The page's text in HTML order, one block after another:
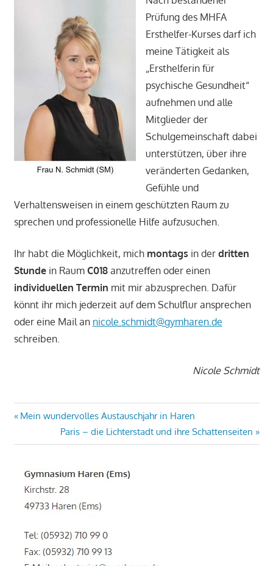
Prüfung des MHFA
Ersthelfer-Kurses darf ich
meine Tätigkeit als
„Ersthelferin für
psychische Gesundheit“
aufnehmen und alle
Mitglieder der
Schulgemeinschaft dabei
unterstützen, über ihre
veränderten Gedanken,
Gefühle und
Verhaltensweisen in einem geschützten Raum zu
sprechen und professionelle Hilfe aufzusuchen.
Ihr habt die Möglichkeit, mich montags in der dritten
Stundein Raum C018anzutreffen oder einen
individuellen Termin mit mir abzusprechen. Dafür
könnt ihr mich jederzeit auf dem Schulflur ansprechen
oder eine Mail an nicole.schmidt@gymharen.de
schreiben.
Nicole Schmidt
Beitragsnavigation
Vorheriger
Mein wundervolles Austauschjahr in Haren
Nächster
Beitrag:
Paris – die Lichterstadt und ihre Schattenseiten